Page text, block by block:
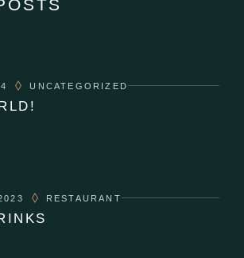
UNCATEGORIZED
RESTAURANT